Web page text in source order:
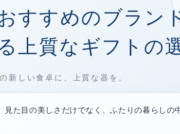
すすめのブラン
上質なギフトの
しい食卓に、上質な器を。
見た目の美しさだけでなく、ふたりの暮らしの